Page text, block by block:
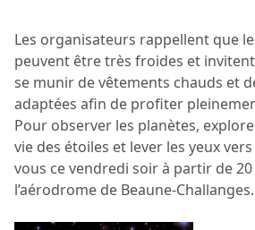
Les organisateurs rappellent que
peuvent être très froides et
se munir de vêtements chauds et
adaptées afin de profiter
Pour observer les planètes,
vie des étoiles et lever les yeux
vous ce vendredi soir à partir de
l’aérodrome de Beaune-Challanges.